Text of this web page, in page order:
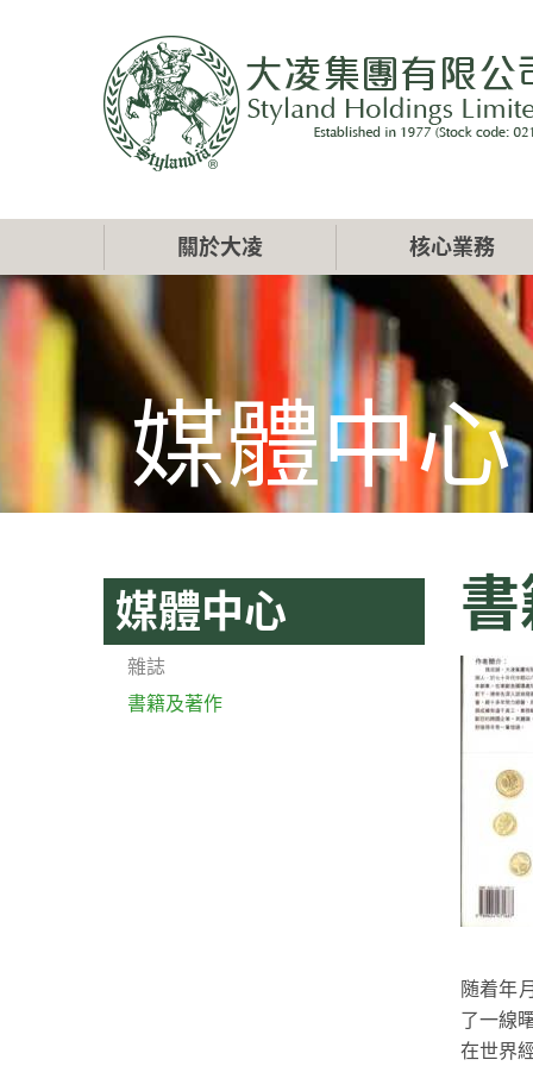
Main
navigation
關於大凌 核心業務
媒體中心
媒體中心
雜誌
書籍及著作
随着年
了一線
在世界